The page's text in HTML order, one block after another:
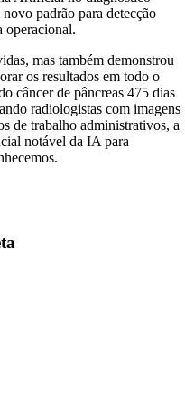
padrão para detecção
operacional.
mas também demonstrou
os resultados em todo o
câncer de pâncreas 475 dias
radiologistas com imagens
de trabalho administrativos, a
notável da IA para